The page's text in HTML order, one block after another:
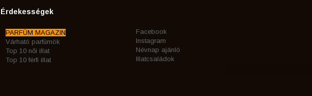
Érdekességek
PARFÜM MAGAZIN
Várható parfümök
Top 10 női illat
Top 10 férfi illat
Facebook
Instagram
Névnap ajánló
Illatcsaládok